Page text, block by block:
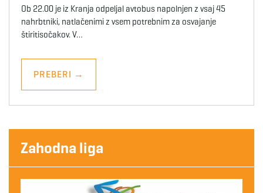
Ob 22.00 je iz Kranja odpeljal avtobus napolnjen z vsaj 45
nahrbtniki, natlačenimi z vsem potrebnim za osvajanje
štiritisočakov. V…
PREBERI →
Zahodna liga